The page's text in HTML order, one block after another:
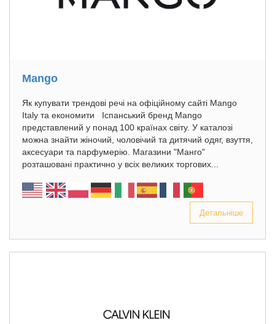
Mango
Як купувати трендові речі на офіційному сайті Mango
Italy та економити Іспанський бренд Mango
представлений у понад 100 країнах світу. У каталозі
можна знайти жіночий, чоловічий та дитячий одяг, взуття,
аксесуари та парфумерію. Магазини "Манго"
розташовані практично у всіх великих торгових...
Детальніше